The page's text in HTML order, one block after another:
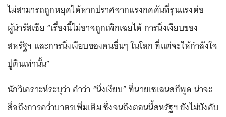
ไม่สามารถถูกหยุดได้หากปราศจากแรงกดดันที่รุนแรงต่อ
ผู้นำรัสเซีย “เรื่องนี้ไม่อาจถูกเพิกเฉยได้ การนิ่งเงียบของ
สหรัฐฯ และการนิ่งเงียบของคนอื่นๆ ในโลก ที่แต่จะให้กำลังใจ
ปูตินเท่านั้น”
นักวิเคราะห์ระบุว่า คำว่า “นิ่งเงียบ” ที่นายเซเลนสกีพูด น่าจะ
สื่อถึงการคว่ำบาตรเพิ่มเติม ซึ่งจนถึงตอนนี้สหรัฐฯ ยังไม่บังคับ